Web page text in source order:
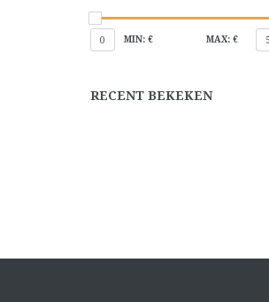
0 MIN: € MAX: € 5
RECENT BEKEKEN